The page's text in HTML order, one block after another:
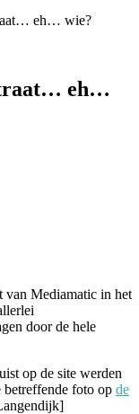
eh… wie?
eh…
van Mediamatic in het
door de hele
op de site werden
foto op de